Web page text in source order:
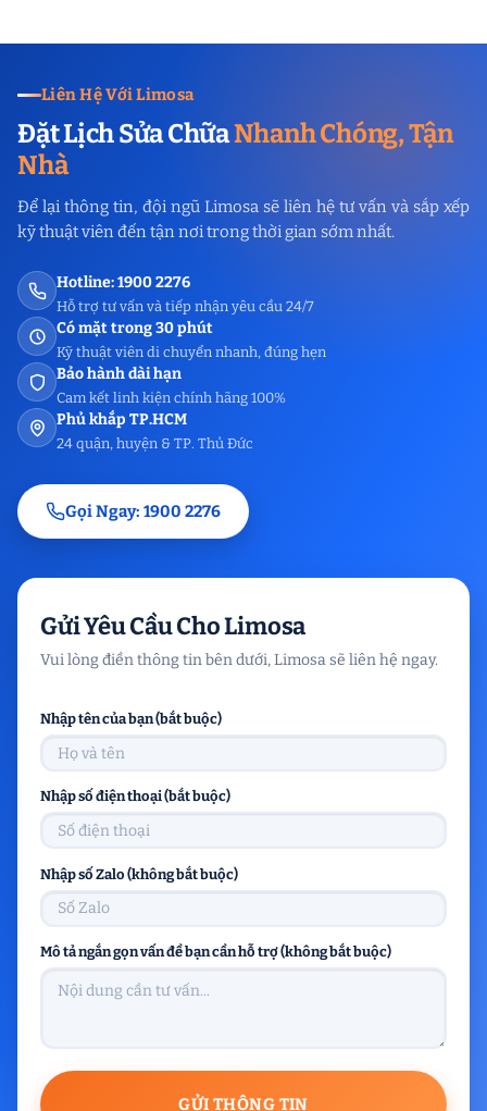
Liên Hệ Với Limosa
Đặt Lịch Sửa ChữaNhanh Chóng, Tận
Nhà
Để lại thông tin, đội ngũ Limosa sẽ liên hệ tư vấn và sắp xếp
kỹ thuật viên đến tận nơi trong thời gian sớm nhất.
Hotline: 1900 2276
Hỗ trợ tư vấn và tiếp nhận yêu cầu 24/7
Có mặt trong 30 phút
Kỹ thuật viên di chuyển nhanh, đúng hẹn
Bảo hành dài hạn
Cam kết linh kiện chính hãng 100%
Phủ khắp TP.HCM
24 quận, huyện & TP. Thủ Đức
Gọi Ngay: 1900 2276
Gửi Yêu Cầu Cho Limosa
Vui lòng điền thông tin bên dưới, Limosa sẽ liên hệ ngay.
Nhập tên của bạn (bắt buộc)
Nhập số điện thoại (bắt buộc)
Nhập số Zalo (không bắt buộc)
Mô tả ngắn gọn vấn đề bạn cần hỗ trợ (không bắt buộc)